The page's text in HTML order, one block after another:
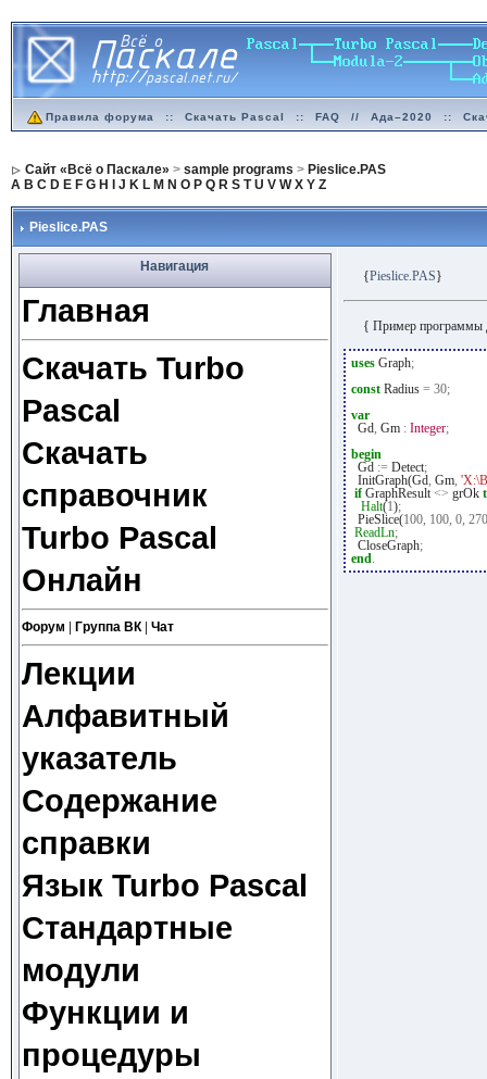
Правила форума :: Скачать Pascal :: FAQ // Ада–2020 ::
Сайт «Всё о Паскале» > sample programs > Pieslice.PAS
A B C D E F G H J K L M N O P Q R S T U V W X Y Z
Pieslice.PAS
Навигация
Главная
Скачать Turbo
Pascal
Скачать
справочник
Turbo Pascal
Онлайн
Форум Группа ВК| Чат
Лекции
Алфавитный
указатель
Содержание
справки
Язык Turbo Pascal
Стандартные
модули
Функции и
процедуры
{Pieslice.PAS}
{ Пример программы
usesGraph;
constRadius = 30;
var
Gd, Gm : Integer;
begin
Gd := Detect;
InitGraph(Gd, Gm,
ifGraphResult<> grOk
Halt(1);
PieSlice(100, 100, 0, 270
ReadLn;
CloseGraph;
end.